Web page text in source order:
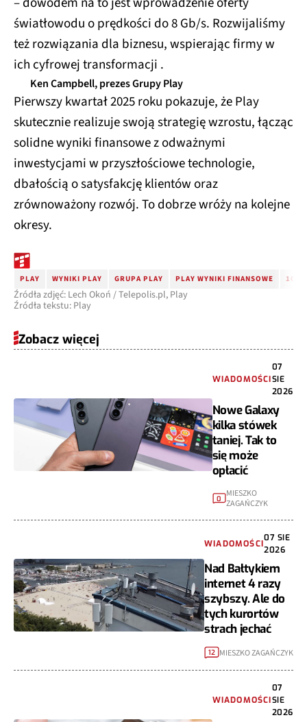
światłowodu o prędkości do 8 Gb/s. Rozwijaliśmy
też rozwiązania dla biznesu, wspierając firmy w
ich cyfrowej transformacji .
Ken Campbell, prezes Grupy Play
Pierwszy kwartał 2025 roku pokazuje, że Play
skutecznie realizuje swoją strategię wzrostu, łącząc
solidne wyniki finansowe z odważnymi
inwestycjami w przyszłościowe technologie,
dbałością o satysfakcję klientów oraz
zrównoważony rozwój. To dobrze wróży na kolejne
okresy.
PLAY WYNIKI PLAY GRUPA PLAY PLAY WYNIKI FINANSOWE
Źródła zdjęć: Lech Okoń / Telepolis.pl, Play
Źródła tekstu: Play
Zobacz więcej
WIADOMOŚCI
07
SIE
2026
Nowe Galaxy
kilka stówek
taniej. Tak to
się może
opłacić
0 MIESZKO
ZAGAŃCZYK
WIADOMOŚCI
07 SIE
2026
Nad Bałtykiem
internet 4 razy
szybszy. Ale do
tych kurortów
strach jechać
12 MIESZKO ZAGAŃCZYK
WIADOMOŚCI
07
SIE
2026